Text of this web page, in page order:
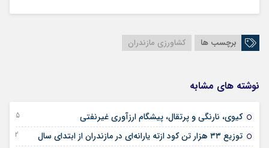
برچسب ها کشاورزی مازندران
نوشته های مشابه
کیوی، نارنگی و پرتقال، پیشگام ارزآوری غیرنفتی 15 دسامبر 2025
توزیع ۳۳ هزار تن کود ازته یارانه‌ای در مازندران از ابتدای سال 02 جولای 2025